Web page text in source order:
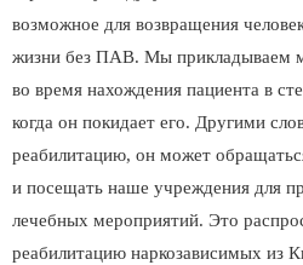
возможное для возвращения
жизни без ПАВ. Мы прикладываем
во время нахождения пациента в
когда он покидает его. Другими
реабилитацию, он может
и посещать наше учреждения для
лечебных мероприятий. Это
реабилитацию наркозависимых из